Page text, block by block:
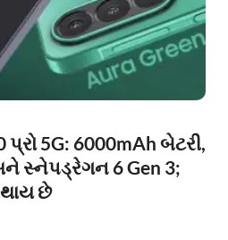
5G: 6000mAh બેટરી,
સ્નેપડ્રેગન 6 Gen 3;
છે